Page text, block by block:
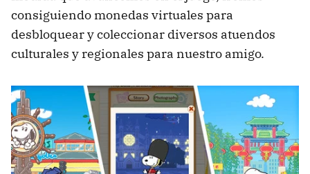
consiguiendo monedas virtuales para
desbloquear y coleccionar diversos atuendos
culturales y regionales para nuestro amigo.